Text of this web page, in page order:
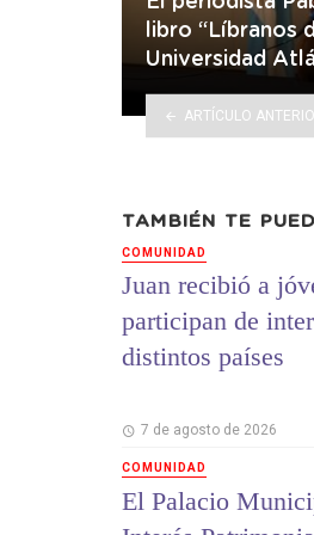
libro “Líbranos
Universidad
ARTÍCULO
TAMBIÉN TE
COMUNIDAD
Juan recibió a
participan de
distintos países
7 de agosto de 2026
COMUNIDAD
El Palacio